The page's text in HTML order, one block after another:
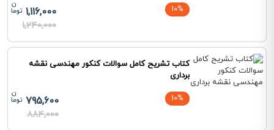
10%
1,116,000
1,240,000
کتاب تشریح کامل سوالات کنکور مهندسی نقشه
برداری
10%
795,600
884,000